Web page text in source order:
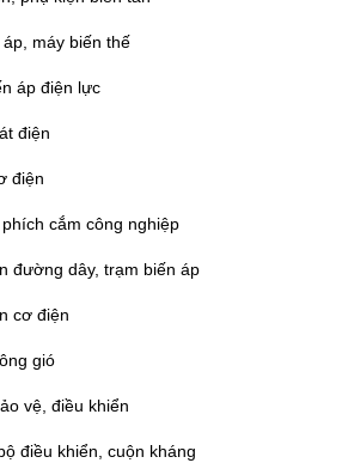
áp, máy biến thế
áp điện lực
điện
điện
cắm công nghiệp
đường dây, trạm biến áp
cơ điện
gió
vệ, điều khiển
điều khiển, cuộn kháng